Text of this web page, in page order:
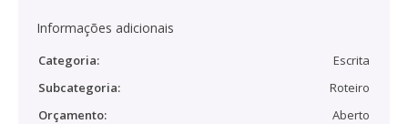
Informações adicionais
Categoria:
Escrita
Subcategoria:
Roteiro
Orçamento:
Aberto